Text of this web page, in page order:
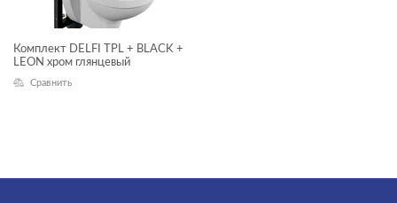
Комплект DELFI TPL + BLACK +
LEON хром глянцевый
Сравнить